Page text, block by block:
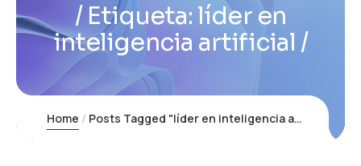
Etiqueta: líder en
inteligencia artificial
Home Posts Tagged "líder en inteligencia artificial"